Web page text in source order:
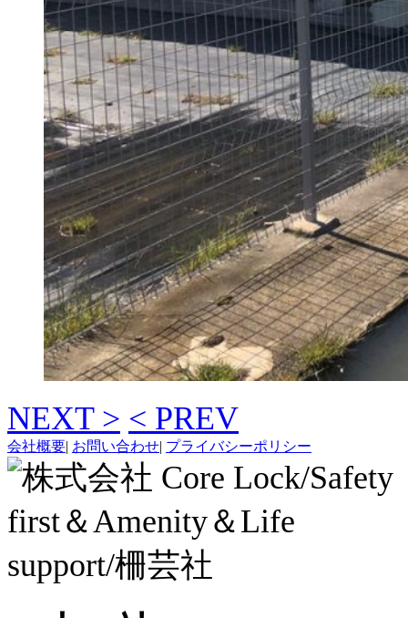
NEXT > < PREV
会社概要| お問い合わせ| プライバシーポリシー